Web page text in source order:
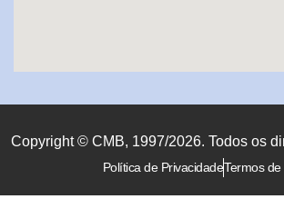
Copyright © CMB, 1997/2026. Todos os
Política de PrivacidadeTermos de